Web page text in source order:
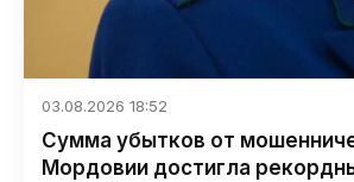
03.08.2026 18:52
Сумма убытков от
Мордовии достигла